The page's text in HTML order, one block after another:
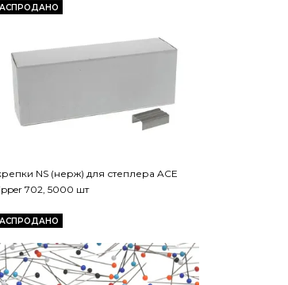
NS (нерж) для степлера ACE
702, 5000 шт